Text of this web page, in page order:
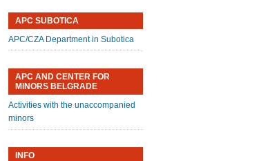
APC SUBOTICA
APC/CZA Department in Subotica
APC AND CENTER FOR
MINORS BELGRADE
Activities with the unaccompanied
minors
INFO